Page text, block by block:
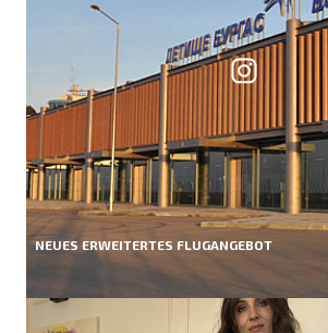
NEUES ERWEITERTES FLUGANGEBOT